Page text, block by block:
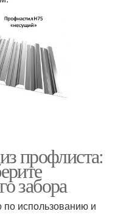
профлиста:
забора
по использованию и